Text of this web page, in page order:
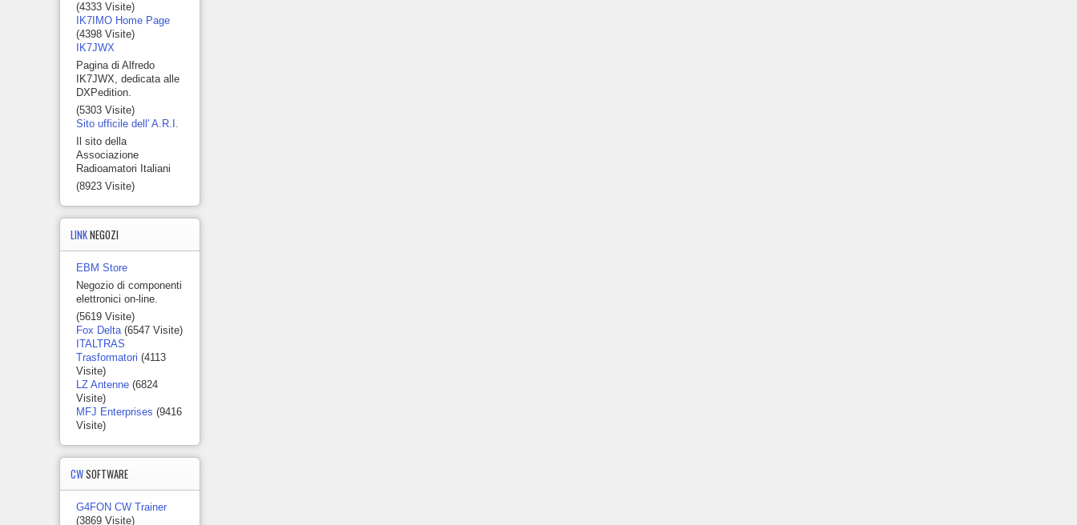
(4333 Visite)
IK7IMO Home Page
(4398 Visite)
IK7JWX
Pagina di Alfredo
IK7JWX, dedicata alle
DXPedition.
(5303 Visite)
Sito ufficile dell' A.R.I.
Il sito della
Associazione
Radioamatori Italiani
(8923 Visite)
LINKNEGOZI
EBM Store
Negozio di componenti
elettronici on-line.
(5619 Visite)
Fox Delta(6547 Visite)
ITALTRAS
Trasformatori (4113
Visite)
LZ Antenne (6824
Visite)
MFJ Enterprises (9416
Visite)
CWSOFTWARE
G4FON CW Trainer
(3869 Visite)